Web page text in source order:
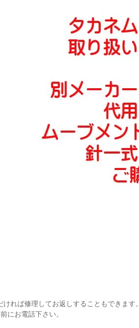
れば修理してお返しすることもできます。
にお電話下さい。